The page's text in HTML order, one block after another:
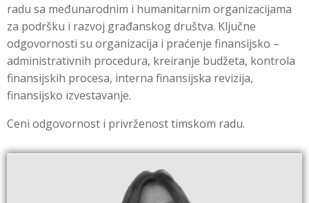
radu sa međunarodnim i humanitarnim organizacijama
za podršku i razvoj građanskog društva. Ključne
odgovornosti su organizacija i praćenje finansijsko –
administrativnih procedura, kreiranje budžeta, kontrola
finansijskih procesa, interna finansijska revizija,
finansijsko izvestavanje.
Ceni odgovornost i privrženost timskom radu.